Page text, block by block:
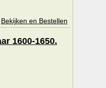
Bekijken en Bestellen
1600-1650.